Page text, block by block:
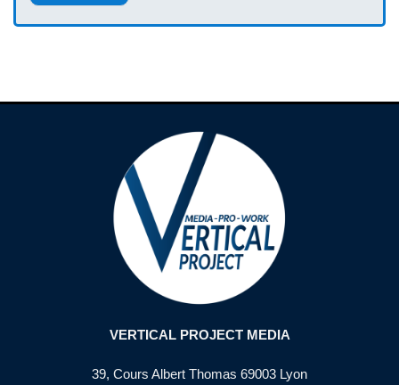
VERTICAL PROJECT MEDIA
39, Cours Albert Thomas 69003 Lyon